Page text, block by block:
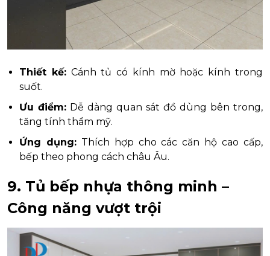
Thiết kế:Cánh tủ có kính mờ hoặc kính trong
suốt.
Ưu điểm: Dễ dàng quan sát đồ dùng bên trong,
tăng tính thẩm mỹ.
Ứng dụng:Thích hợp cho các căn hộ cao cấp,
bếp theo phong cách châu Âu.
9. Tủ bếp nhựa thông minh –
Công năng vượt trội